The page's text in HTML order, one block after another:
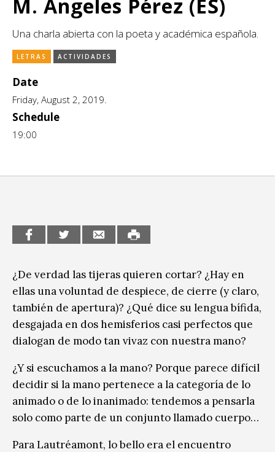
CCE en el interior/libros
Espacio itinerante de lectura infantil
Exposiciones
Formación
Infantil y Juvenil
Letras
M. Ángeles Pérez (ES)
Una charla abierta con la poeta y académica española.
LETRAS ACTIVIDADES
Date
Friday, August 2, 2019.
Schedule
19:00
¿De verdad las tijeras quieren cortar? ¿Hay en
ellas una voluntad de despiece, de cierre (y claro,
también de apertura)? ¿Qué dice su lengua bífida,
desgajada en dos hemisferios casi perfectos que
dialogan de modo tan vivaz con nuestra mano?
¿Y si escuchamos a la mano? Porque parece difícil
decidir si la mano pertenece a la categoría de lo
animado o de lo inanimado: tendemos a pensarla
solo como parte de un conjunto llamado cuerpo…
Para Lautréamont, lo bello era el encuentro